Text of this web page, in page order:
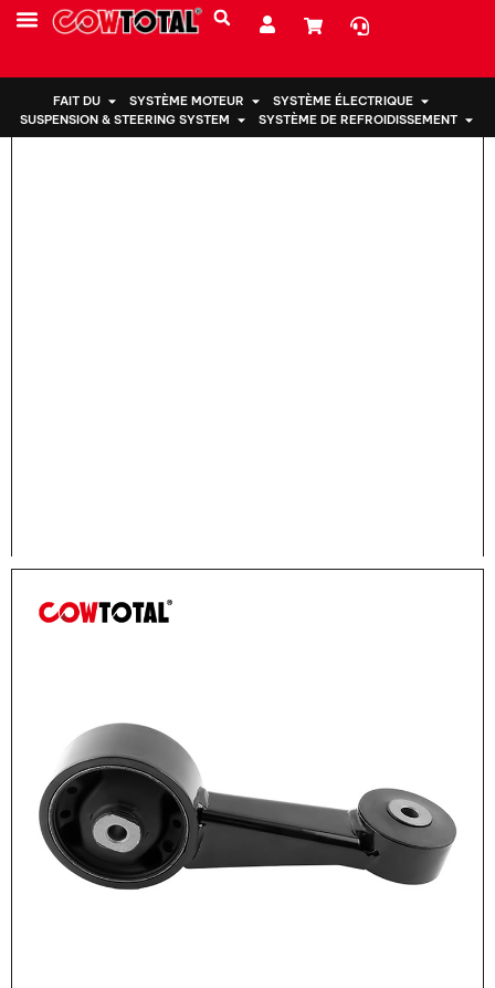
FAIT DU SYSTÈME MOTEUR
SYSTÈME ÉLECTRIQUE
SUSPENSION & STEERING SYSTEM
SYSTÈME DE REFROIDISSEMENT
Maison > Support moteur 12363-31010 PourToyota